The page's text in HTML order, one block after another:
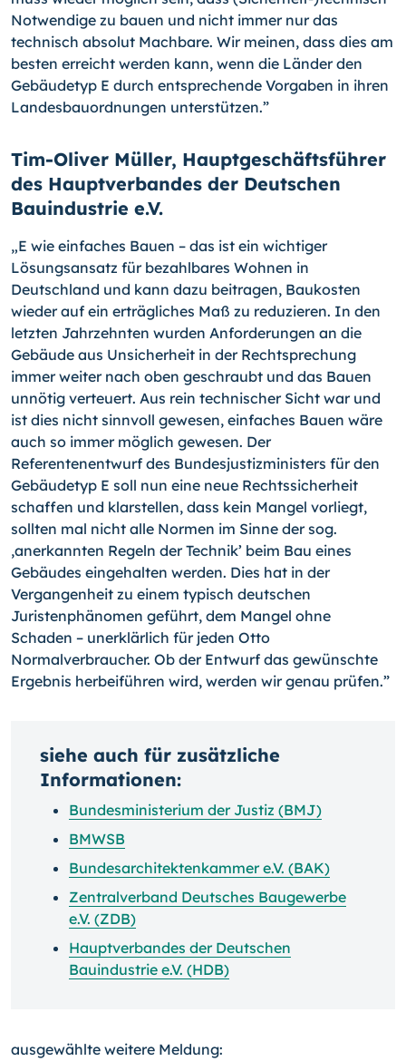
Notwendige zu bauen und nicht immer nur das
technisch absolut Machbare. Wir meinen, dass dies am
besten erreicht werden kann, wenn die Länder den
Gebäudetyp E durch entsprechende Vorgaben in ihren
Landesbauordnungen unterstützen.”
Tim-Oliver Müller, Hauptgeschäftsführer
des Hauptverbandes der Deutschen
Bauindustrie e.V.
„E wie einfaches Bauen – das ist ein wichtiger
Lösungsansatz für bezahlbares Wohnen in
Deutschland und kann dazu beitragen, Baukosten
wieder auf ein erträgliches Maß zu reduzieren. In den
letzten Jahrzehnten wurden Anforderungen an die
Gebäude aus Unsicherheit in der Rechtsprechung
immer weiter nach oben geschraubt und das Bauen
unnötig verteuert. Aus rein technischer Sicht war und
ist dies nicht sinnvoll gewesen, einfaches Bauen wäre
auch so immer möglich gewesen. Der
Referentenentwurf des Bundesjustizministers für den
Gebäudetyp E soll nun eine neue Rechtssicherheit
schaffen und klarstellen, dass kein Mangel vorliegt,
sollten mal nicht alle Normen im Sinne der sog.
,anerkannten Regeln der Technik’ beim Bau eines
Gebäudes eingehalten werden. Dies hat in der
Vergangenheit zu einem typisch deutschen
Juristenphänomen geführt, dem Mangel ohne
Schaden – unerklärlich für jeden Otto
Normalverbraucher. Ob der Entwurf das gewünschte
Ergebnis herbeiführen wird, werden wir genau prüfen.”
siehe auch für zusätzliche
Informationen:
Bundesministerium der Justiz (BMJ)
BMWSB
Bundesarchitektenkammer e.V. (BAK)
Zentralverband Deutsches Baugewerbe
e.V. (ZDB)
Hauptverbandes der Deutschen
Bauindustrie e.V. (HDB)
ausgewählte weitere Meldung: